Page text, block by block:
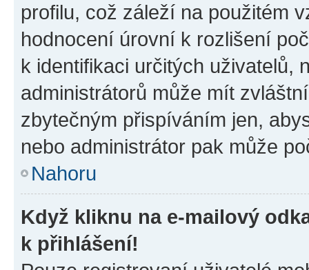
profilu, což záleží na použitém
hodnocení úrovní k rozlišení
k identifikaci určitých uživatelů,
administrátorů může mít
zbytečným přispíváním jen,
nebo administrátor pak může
Nahoru
Když kliknu na e-mailový
k přihlášení!